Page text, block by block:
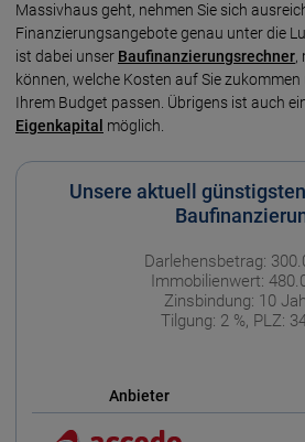
Massivhaus geht, nehmen Sie sich
Finanzierungsangebote genau unter die
ist dabei unser Baufinanzierungsrechner,
können, welche Kosten auf Sie
Ihrem Budget passen. Übrigens ist auch
Eigenkapital möglich.
Unsere aktuell
Darlehensbetrag:
Immobilienwert:
Zinsbindung: 10
Tilgung: 2 %, PLZ:
Anbieter